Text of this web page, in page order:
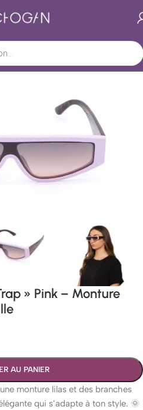
/ Lunettes de soleil/ Street
» Pink – Monture
AU PANIER
monture lilas et des branches
qui s’adapte à ton style. 🌞